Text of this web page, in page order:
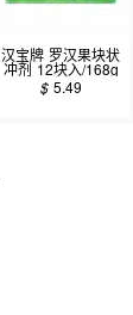
汉宝牌 罗汉果块状
冲剂 12块入/168g
$ 5.49